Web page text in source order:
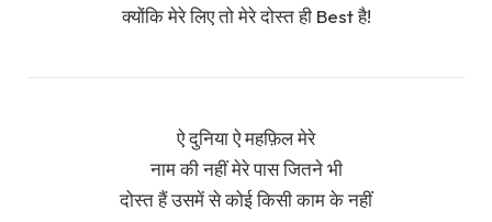
क्योंकि मेरे लिए तो मेरे दोस्त ही Best है!
ऐ दुनिया ऐ महफ़िल मेरे
नाम की नहीं मेरे पास जितने भी
दोस्त हैं उसमें से कोई किसी काम के नहीं